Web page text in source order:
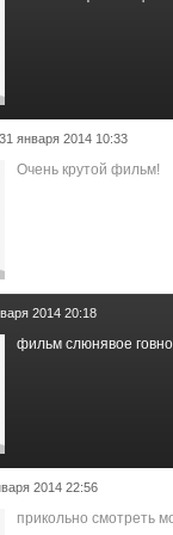
31 января 2014 10:33
Очень крутой фильм!
2014 20:18
фильм слюнявое говно
2014 22:56
прикольно смотреть